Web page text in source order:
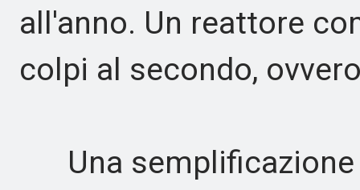
all'anno. Un reattore
colpi al secondo,
Una semplificazione